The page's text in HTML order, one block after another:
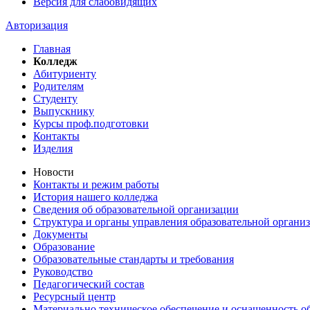
Авторизация
Главная
Колледж
Абитуриенту
Родителям
Студенту
Выпускнику
Курсы проф.подготовки
Контакты
Изделия
Новости
Контакты и режим работы
История нашего колледжа
Сведения об образовательной организации
Структура и органы управления образовательной
Документы
Образование
Образовательные стандарты и требования
Руководство
Педагогический состав
Ресурсный центр